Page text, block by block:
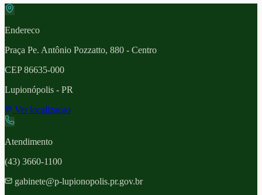
Endereco
Praça Pe. Antônio Pozzatto, 880 - Centro
CEP86635-000
Lupionópolis - PR
Ver localizacao
Atendimento
(43) 3660-1100
gabinete@p-lupionopolis.pr.gov.br